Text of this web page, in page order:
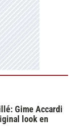
Gime Accardi
look en